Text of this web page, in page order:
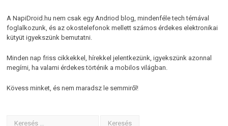
A NapiDroid.hu nem csak egy Andriod blog, mindenféle tech témával
foglalkozunk, és az okostelefonok mellett számos érdekes elektronikai
kütyüt igyekszünk bemutatni.
Minden nap friss cikkekkel, hírekkel jelentkezünk, igyekszünk azonnal
megírni, ha valami érdekes történik a mobilos világban.
Kövess minket, és nem maradsz le semmiről!